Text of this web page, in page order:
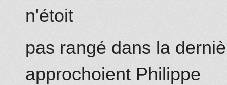
n'étoit
pas rangé dans la
approchoient Philippe